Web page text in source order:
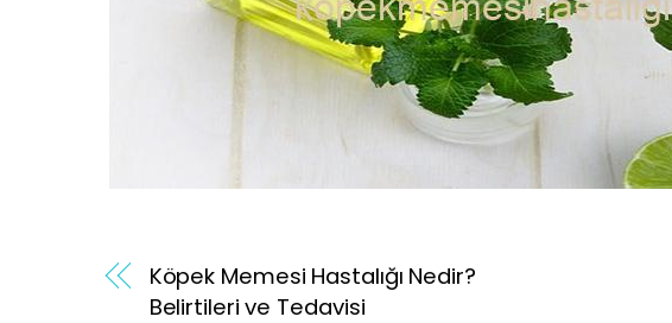
Köpek Memesi Hastalığı Nedir?
Belirtileri ve Tedavisi